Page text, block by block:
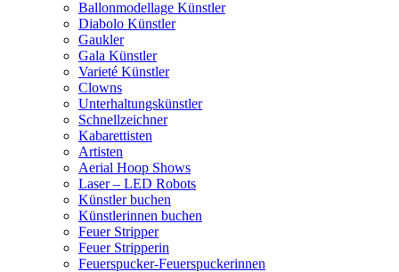
Ballonmodellage Künstler
Diabolo Künstler
Gaukler
Gala Künstler
Varieté Künstler
Clowns
Unterhaltungskünstler
Schnellzeichner
Kabarettisten
Artisten
Aerial Hoop Shows
Laser – LED Robots
Künstler buchen
Künstlerinnen buchen
Feuer Stripper
Feuer Stripperin
Feuerspucker-Feuerspuckerinnen